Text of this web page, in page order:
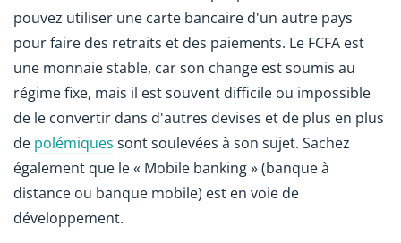
pouvez utiliser une carte bancaire d'un autre pays
pour faire des retraits et des paiements. Le FCFA est
une monnaie stable, car son change est soumis au
régime fixe, mais il est souvent difficile ou impossible
de le convertir dans d'autres devises et de plus en plus
de polémiques sont soulevées à son sujet. Sachez
également que le « Mobile banking » (banque à
distance ou banque mobile) est en voie de
développement.